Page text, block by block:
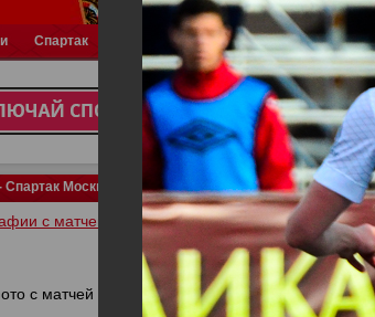
Спартак Турниры Фотки Отчеты
Москва 1:3
с матчей Спартака, Сборной Росиии > ФК
Уважаемые
с матчей
Спартака , высылайте нам напочту